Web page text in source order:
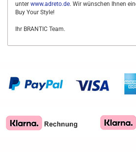
unter www.adreto.de. Wir wünschen Ihnen
Buy Your Style!
Ihr BRANTIC Team.